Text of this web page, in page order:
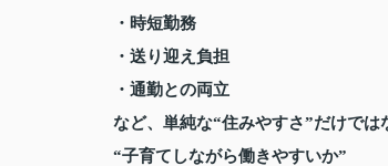
・時短勤務
・送り迎え負担
・通勤との両立
など、単純な“住みやすさ”だけでは
“子育てしながら働きやすいか”